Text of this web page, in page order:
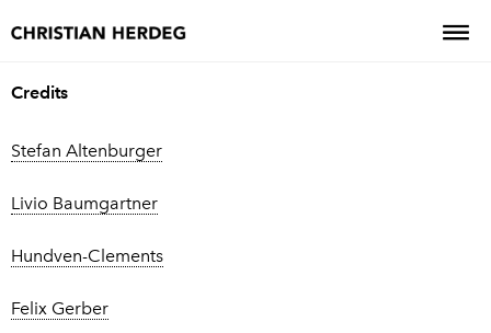
Credits
Stefan Altenburger
Livio Baumgartner
Hundven-Clements
Felix Gerber